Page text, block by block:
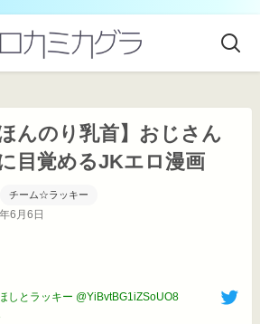
んのり乳首】おじさん
目覚めるJKエロ漫画
チーム☆ラッキー
6月6日
しとラッキー @YiBvtBG1iZSoUO8